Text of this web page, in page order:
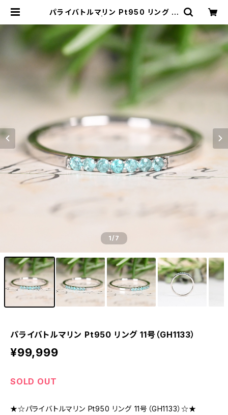
パライバトルマリン Pt950 リング 11
工房
1/7
パライバトルマリン Pt950 リング 11号（GH1133）
¥99,999
SOLD OUT
★☆パライバトルマリン Pt950 リング 11号（GH1133）☆★